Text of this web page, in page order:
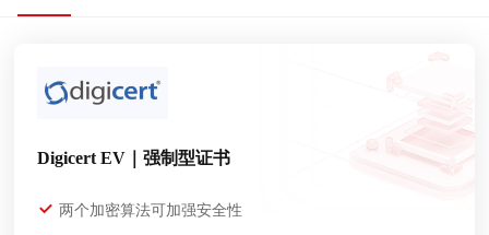
Digicert EV｜强制型证书
两个加密算法可加强安全性